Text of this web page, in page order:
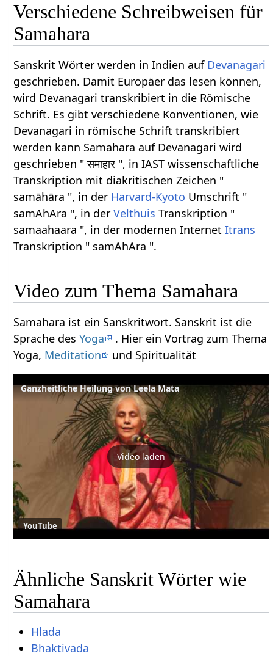
Verschiedene Schreibweisen für
Samahara
Sanskrit Wörter werden in Indien auf Devanagari
geschrieben. Damit Europäer das lesen können,
wird Devanagari transkribiert in die Römische
Schrift. Es gibt verschiedene Konventionen, wie
Devanagari in römische Schrift transkribiert
werden kann Samahara auf Devanagari wird
geschrieben " समाहार ", in IAST wissenschaftliche
Transkription mit diakritischen Zeichen "
samāhāra ", in der Harvard-Kyoto Umschrift "
samAhAra ", in derVelthuis Transkription "
samaahaara ", in der modernen InternetItrans
Transkription " samAhAra ".
Video zum Thema Samahara
Samahara ist ein Sanskritwort. Sanskrit ist die
Sprache desYoga
. Hier ein Vortrag zum Thema
Yoga, Meditation und Spiritualität
Ganzheitliche Heilung von Leela Mata
Video laden
YouTube
Ähnliche Sanskrit Wörter wie
Samahara
Hlada
Bhaktivada